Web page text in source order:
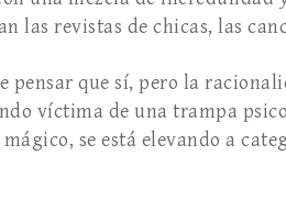
las revistas de chicas, las
pensar que sí, pero la
víctima de una trampa
se está elevando a